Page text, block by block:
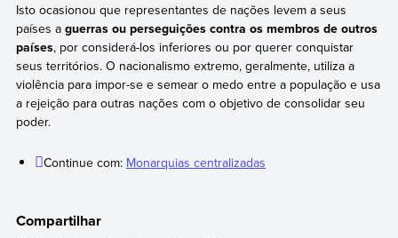
Isto ocasionou que representantes de nações levem a seus
países aguerras ou perseguições contra os membros de outros
países, por considerá-los inferiores ou por querer conquistar
seus territórios. O nacionalismo extremo, geralmente, utiliza a
violência para impor-se e semear o medo entre a população e usa
a rejeição para outras nações com o objetivo de consolidar seu
poder.
Continue com: Monarquias centralizadas
Compartilhar